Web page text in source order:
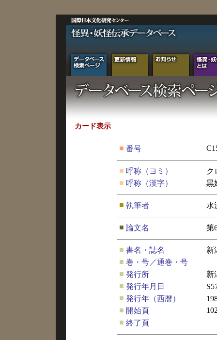
カード表示
■ 番号
■ 呼称（ヨミ）
ク
■ 呼称（漢字） 黒
■ 執筆者 水
■ 論文名
■ 書名・誌名
新
■ 巻・号／通巻・号
■ 発行所
新
■ 発行年月日
■ 発行年（西暦）
■ 開始頁
■ 終了頁